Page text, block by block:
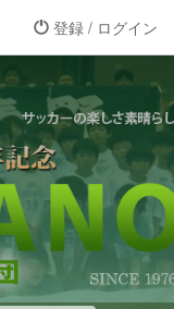
登録 / ログイン